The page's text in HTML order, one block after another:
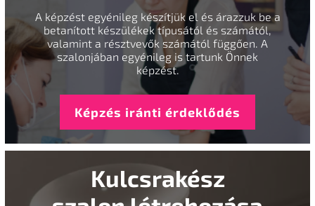
A képzést egyénileg készítjük el és árazzuk be a
betanított készülékek típusától és számától,
valamint a résztvevők számától függően. A
szalonjában egyénileg is tartunk Önnek
képzést.
Képzés iránti érdeklődés
Kulcsrakész